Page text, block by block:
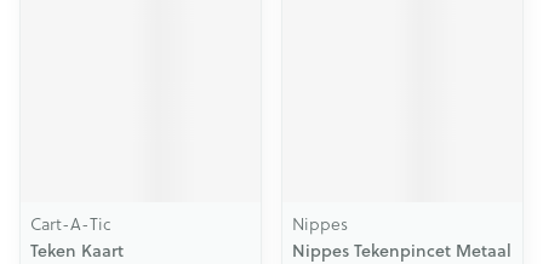
Cart-A-Tic
Teken Kaart
Nippes
Nippes Tekenpincet Metaal